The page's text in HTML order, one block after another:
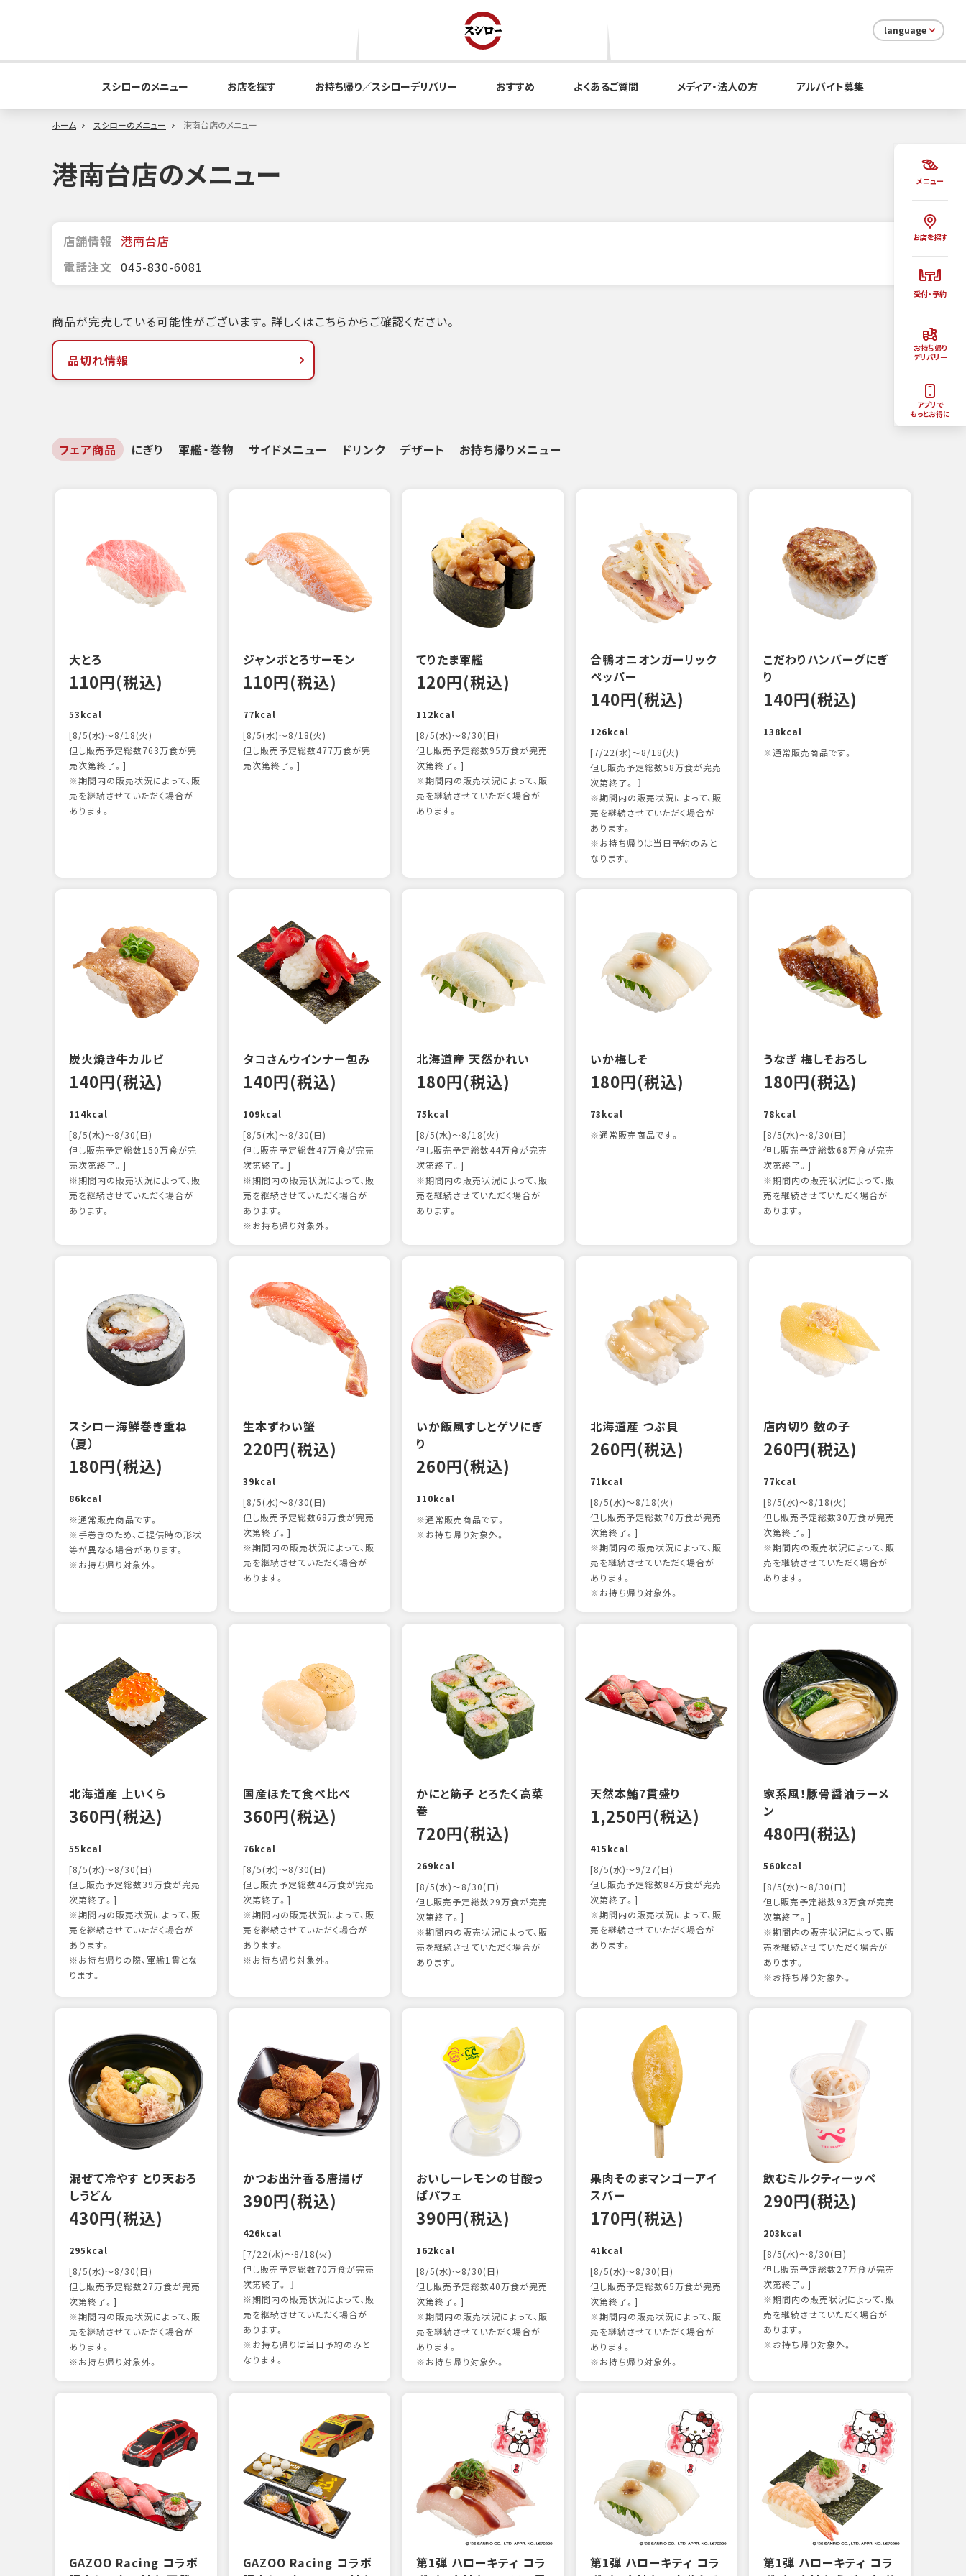
メニュー
お店を探す
受付・予約
お持ち帰り
デリバリー
アプリで
もっとお得に
language
スシローのメニュー お店を探す お持ち帰り／スシローデリバリー おすすめ よくあるご質問 メディア・法人の方 アルバイト募集
ホーム スシローのメニュー 港南台店のメニュー
港南台店のメニュー
店舗情報 港南台店
電話注文 045-830-6081
商品が完売している可能性がございます。詳しくはこちらからご確認ください。
品切れ情報
フェア商品 にぎり 軍艦・巻物 サイドメニュー ドリンク デザート お持ち帰りメニュー
大とろ
110円(税込)
53kcal
[8/5(水)～8/18(火)
但し販売予定総数763万食が完
売次第終了。]
※期間内の販売状況によって、販
売を継続させていただく場合が
あります。
ジャンボとろサーモン
110円(税込)
77kcal
[8/5(水)～8/18(火)
但し販売予定総数477万食が完
売次第終了。]
てりたま軍艦
120円(税込)
112kcal
[8/5(水)～8/30(日)
但し販売予定総数95万食が完売
次第終了。]
※期間内の販売状況によって、販
売を継続させていただく場合が
あります。
合鴨オニオンガーリック
ペッパー
140円(税込)
126kcal
[7/22(水)～8/18(火)
但し販売予定総数58万食が完売
次第終了。 ］
※期間内の販売状況によって、販
売を継続させていただく場合が
あります。
※お持ち帰りは当日予約のみと
なります。
こだわりハンバーグにぎ
り
140円(税込)
138kcal
※通常販売商品です。
炭火焼き牛カルビ
140円(税込)
114kcal
[8/5(水)～8/30(日)
但し販売予定総数150万食が完
売次第終了。]
※期間内の販売状況によって、販
売を継続させていただく場合が
あります。
タコさんウインナー包み
140円(税込)
109kcal
[8/5(水)～8/30(日)
但し販売予定総数47万食が完売
次第終了。]
※期間内の販売状況によって、販
売を継続させていただく場合が
あります。
※お持ち帰り対象外。
北海道産 天然かれい
180円(税込)
75kcal
[8/5(水)～8/18(火)
但し販売予定総数44万食が完売
次第終了。]
※期間内の販売状況によって、販
売を継続させていただく場合が
あります。
いか梅しそ
180円(税込)
73kcal
※通常販売商品です。
うなぎ 梅しそおろし
180円(税込)
78kcal
[8/5(水)～8/30(日)
但し販売予定総数68万食が完売
次第終了。]
※期間内の販売状況によって、販
売を継続させていただく場合が
あります。
スシロー海鮮巻き重ね
（夏）
180円(税込)
86kcal
※通常販売商品です。
※手巻きのため、ご提供時の形状
等が異なる場合があります。
※お持ち帰り対象外。
生本ずわい蟹
220円(税込)
39kcal
[8/5(水)～8/30(日)
但し販売予定総数68万食が完売
次第終了。]
※期間内の販売状況によって、販
売を継続させていただく場合が
あります。
いか飯風すしとゲソにぎ
り
260円(税込)
110kcal
※通常販売商品です。
※お持ち帰り対象外。
北海道産 つぶ貝
260円(税込)
71kcal
[8/5(水)～8/18(火)
但し販売予定総数70万食が完売
次第終了。]
※期間内の販売状況によって、販
売を継続させていただく場合が
あります。
※お持ち帰り対象外。
店内切り 数の子
260円(税込)
77kcal
[8/5(水)～8/18(火)
但し販売予定総数30万食が完売
次第終了。]
※期間内の販売状況によって、販
売を継続させていただく場合が
あります。
北海道産 上いくら
360円(税込)
55kcal
[8/5(水)～8/30(日)
但し販売予定総数39万食が完売
次第終了。]
※期間内の販売状況によって、販
売を継続させていただく場合が
あります。
※お持ち帰りの際、軍艦1貫とな
ります。
国産ほたて食べ比べ
360円(税込)
76kcal
[8/5(水)～8/30(日)
但し販売予定総数44万食が完売
次第終了。]
※期間内の販売状況によって、販
売を継続させていただく場合が
あります。
※お持ち帰り対象外。
かにと筋子 とろたく高菜
巻
720円(税込)
269kcal
[8/5(水)～8/30(日)
但し販売予定総数29万食が完売
次第終了。]
※期間内の販売状況によって、販
売を継続させていただく場合が
あります。
天然本鮪7貫盛り
1,250円(税込)
415kcal
[8/5(水)～9/27(日)
但し販売予定総数84万食が完売
次第終了。]
※期間内の販売状況によって、販
売を継続させていただく場合が
あります。
家系風！豚骨醤油ラーメ
ン
480円(税込)
560kcal
[8/5(水)～8/30(日)
但し販売予定総数93万食が完売
次第終了。]
※期間内の販売状況によって、販
売を継続させていただく場合が
あります。
※お持ち帰り対象外。
混ぜて冷やす とり天おろ
しうどん
430円(税込)
295kcal
[8/5(水)～8/30(日)
但し販売予定総数27万食が完売
次第終了。]
※期間内の販売状況によって、販
売を継続させていただく場合が
あります。
※お持ち帰り対象外。
かつお出汁香る唐揚げ
390円(税込)
426kcal
[7/22(水)～8/18(火)
但し販売予定総数70万食が完売
次第終了。 ］
※期間内の販売状況によって、販
売を継続させていただく場合が
あります。
※お持ち帰りは当日予約のみと
なります。
おいしーレモンの甘酸っ
ぱパフェ
390円(税込)
162kcal
[8/5(水)～8/30(日)
但し販売予定総数40万食が完売
次第終了。]
※期間内の販売状況によって、販
売を継続させていただく場合が
あります。
※お持ち帰り対象外。
果肉そのまマンゴーアイ
スバー
170円(税込)
41kcal
[8/5(水)～8/30(日)
但し販売予定総数65万食が完売
次第終了。]
※期間内の販売状況によって、販
売を継続させていただく場合が
あります。
※お持ち帰り対象外。
飲むミルクティーッペ
290円(税込)
203kcal
[8/5(水)～8/30(日)
但し販売予定総数27万食が完売
次第終了。]
※期間内の販売状況によって、販
売を継続させていただく場合が
あります。
※お持ち帰り対象外。
GAZOO Racing コラボ
GAZOO Racing コラボ
第1弾 ハローキティ コラ
第1弾 ハローキティ コラ
第1弾 ハローキティ コラ